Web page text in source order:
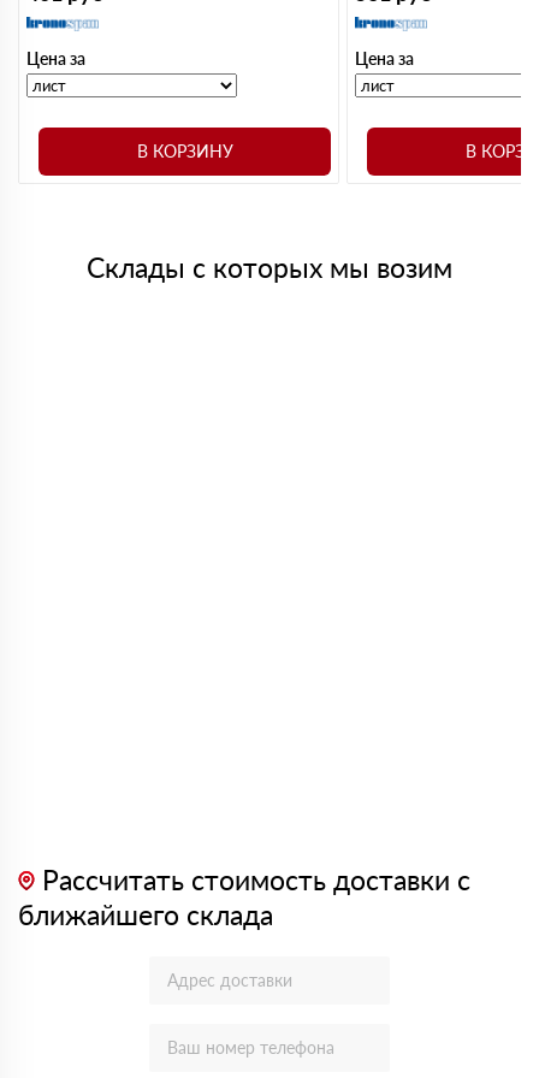
Цена за
В КОРЗИНУ
Цена за
В
Склады с которых мы возим
Рассчитать стоимость доставки с
ближайшего склада